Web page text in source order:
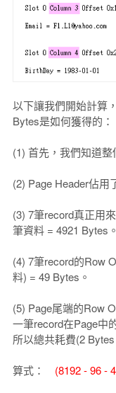
以下讓我們開始計算
Bytes是如何獲得的：
(1) 首先，我們知道整
(2) Page Header佔用
(3) 7筆record真正用
筆資料 = 4921 Bytes。
(4) 7筆record的Row
料) = 49 Bytes。
(5) Page尾端的Row
一筆record在Page中
所以總共耗費(2
算式： (8192 - 96 -